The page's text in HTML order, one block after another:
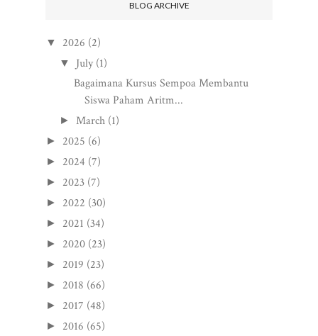
BLOG ARCHIVE
▼ 2026 (2)
▼ July (1)
Bagaimana Kursus Sempoa Membantu
Siswa Paham Aritm...
► March (1)
► 2025 (6)
► 2024 (7)
► 2023 (7)
► 2022 (30)
► 2021 (34)
► 2020 (23)
► 2019 (23)
► 2018 (66)
► 2017 (48)
► 2016 (65)